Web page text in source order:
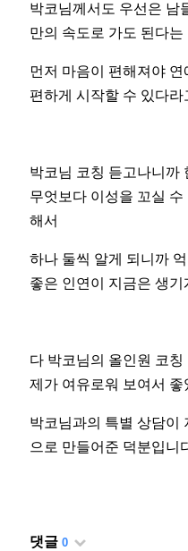
박코님께서도 우선은 남
만의 속도로 가도 된다
먼저 마음이 편해져야
편하게 시작할 수 있다라
박코님 코칭 듣고나니까
무엇보다 이성을 꼬실
해서
하나 둘씩 알게 되니까
좋은 인연이 지금은 생
다 박코님의 올인원 코
제가 여유로워 보여서
박코님과의 특별 상담이
으로 만들어준 덕분입니
댓글 0